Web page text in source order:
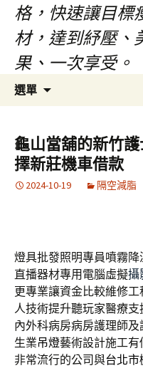
格，快速讓目標
材，達到紓壓、
果、一次享受。
選單
容
龜山當舖的新竹
擇新莊機車借款
2024-10-19 隔空減脂
燈具批發照明專員噴霧降
直播器材專用電腦虛擬攝
更專業讓資金比較維修
人技術提升聽玩家醫療
內外科病房病房護理師
生業吊燈藝術設計施工
非常流行的公司與台北市